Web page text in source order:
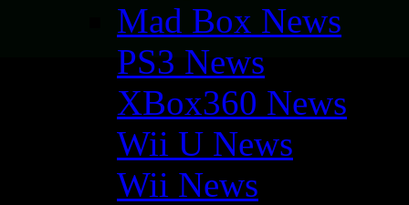
Mad Box News
PS3 News
XBox360 News
Wii U News
Wii News